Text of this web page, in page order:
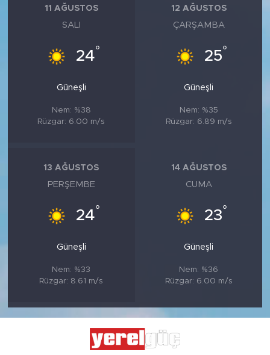
11 AĞUSTOS
SALI
24°
Güneşli
Nem: %38
Rüzgar: 6.00 m/s
12 AĞUSTOS
ÇARŞAMBA
25°
Güneşli
Nem: %35
Rüzgar: 6.89 m/s
13 AĞUSTOS
PERŞEMBE
24°
Güneşli
Nem: %33
Rüzgar: 8.61 m/s
14 AĞUSTOS
CUMA
23°
Güneşli
Nem: %36
Rüzgar: 6.00 m/s